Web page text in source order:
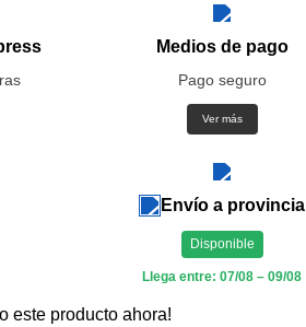
Medios de pago
Pago seguro
Ver más
Envío a provincia
Disponible
Llega entre: 07/08 – 09/08
este producto ahora!